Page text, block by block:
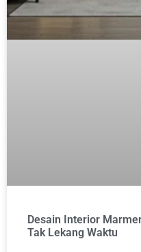
Desain Interior
Tak Lekang Waktu